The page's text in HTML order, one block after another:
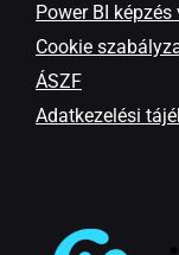
Power BI
Cookie
ÁSZF
Adatkezelési